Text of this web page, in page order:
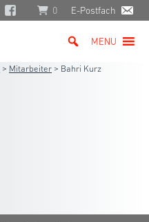
0 E-Postfach
MENU
> Mitarbeiter > Bahri Kurz